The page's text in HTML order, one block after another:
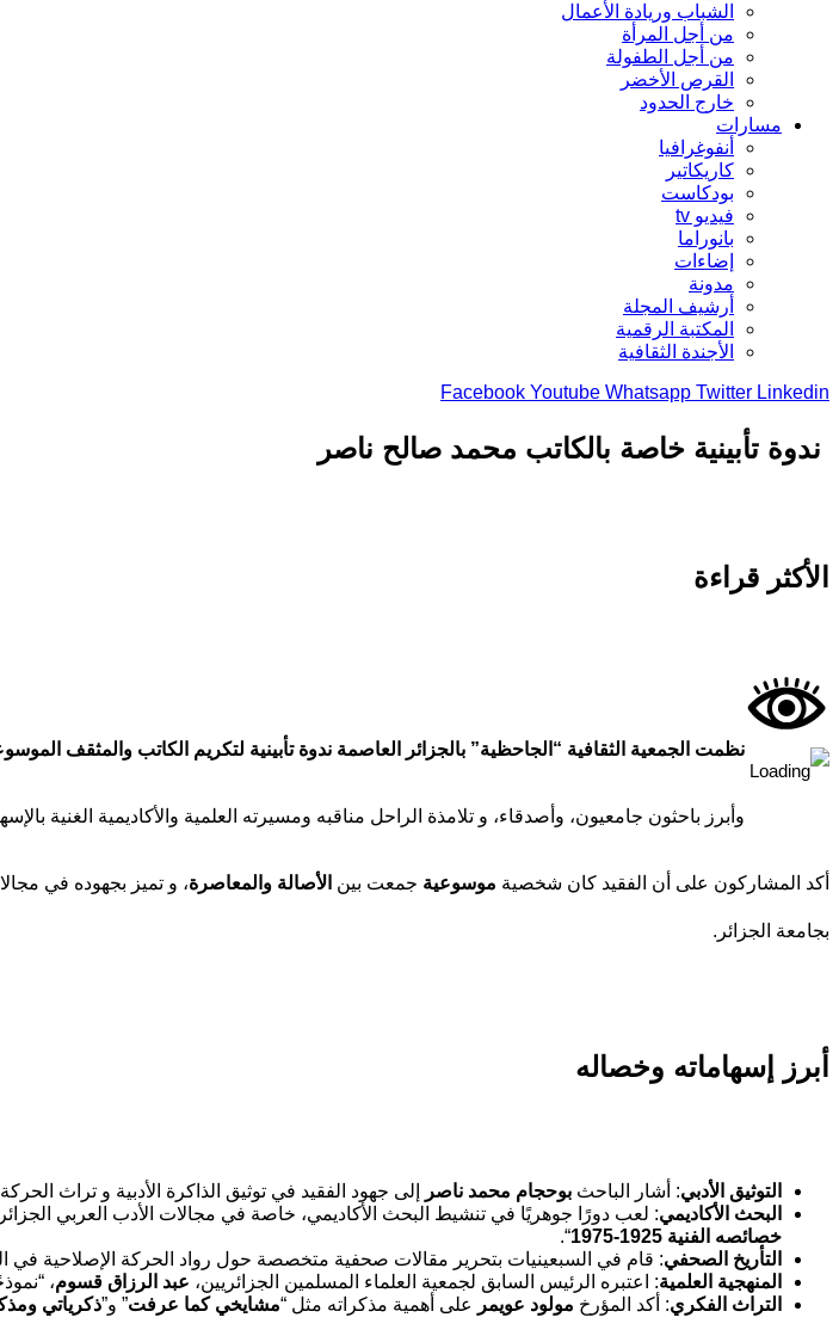
الشباب وريادة الأعمال
من أجل المرأة
من أجل الطفولة
القرص الأخضر
خارج الحدود
مسارات
أنفوغرافيا
كاريكاتير
بودكاست
فيديو tv
بانوراما
إضاءات
مدونة
أرشيف المجلة
المكتبة الرقمية
الأجندة الثقافية
Facebook Youtube Whatsapp Twitter Linkedin
ندوة تأبينية خاصة بالكاتب محمد صالح ناصر
الأكثر قراءة
نظمت الجمعية الثقافية “الجاحظية” بالجزائر العاصمة ندوة تأبينية لتكريم الكاتب والمثقف الموسوعي محمد صالح ناصر (1938-2025)، الذي
وأبرز باحثون جامعيون، وأصدقاء، و تلامذة الراحل مناقبه ومسيرته العلمية والأكاديمية الغنية
أكد المشاركون على أن الفقيد كان شخصية موسوعية جمعت بين الأصالة والمعاصرة، و تميز بجهوده في
بجامعة الجزائر.
أبرز إسهاماته وخصاله
التوثيق الأدبي: أشار الباحث بوحجام محمد ناصر
إلى جهود الفقيد في توثيق الذاكرة الأدبية و تراث
البحث الأكاديمي: لعب دورًا جوهريًا في تنشيط البحث الأكاديمي، خاصة في مجالات الأدب العربي
خصائصه الفنية 1925-1975
“.
التأريخ الصحفي: قام في السبعينيات بتحرير مقالات صحفية متخصصة حول رواد الحركة الإصلاحية في
المنهجية العلمية: اعتبره الرئيس السابق لجمعية العلماء المسلمين الجزائريين، عبد الرزاق قسوم،
التراث الفكري: أكد المؤرخ مولود عويمر على أهمية مذكراته مثل “مشايخي كما عرفت” و”ذكرياتي